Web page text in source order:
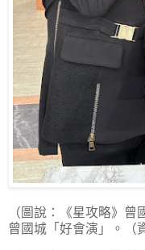
（圖說：《星攻略》
曾國城「好會演」。（